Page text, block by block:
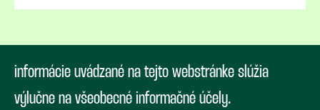
informácie uvádzané na tejto webstránke slúžia
výlučne na všeobecné informačné účely.